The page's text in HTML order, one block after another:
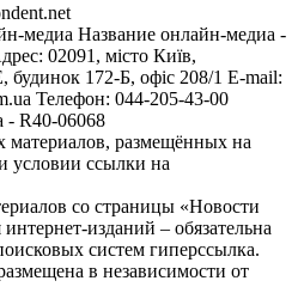
медиа Название онлайн-медиа -
02091, місто Київ,
172-Б, офіс 208/1 E-mail:
Телефон: 044-205-43-00
- R40-06068
размещённых на
условии ссылки на
со страницы «Новости
изданий – обязательна
систем гиперссылка.
в независимости от